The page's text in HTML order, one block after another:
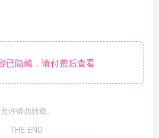
隐藏，请付费后查看
许请勿转载。
THE END